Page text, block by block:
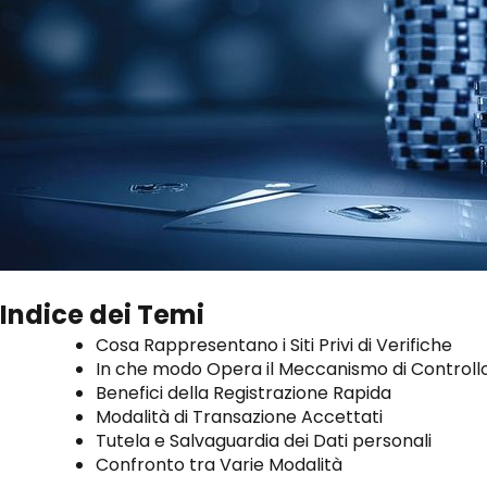
Indice dei Temi
Cosa Rappresentano i Siti Privi di Verifiche
In che modo Opera il Meccanismo di
Benefici della Registrazione Rapida
Modalità di Transazione Accettati
Tutela e Salvaguardia dei Dati personali
Confronto tra Varie Modalità